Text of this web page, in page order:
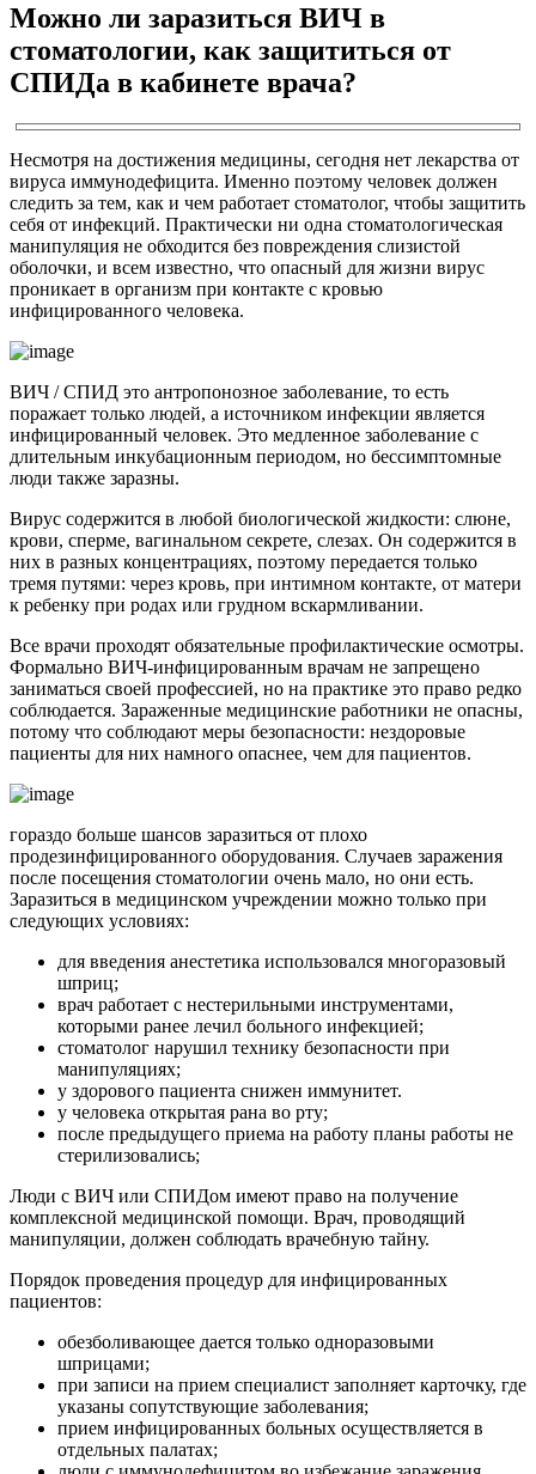
Можно ли заразиться ВИЧ в
стоматологии, как защититься от
СПИДа в кабинете врача?
Несмотря на достижения медицины, сегодня нет лекарства от
вируса иммунодефицита. Именно поэтому человек должен
следить за тем, как и чем работает стоматолог, чтобы защитить
себя от инфекций. Практически ни одна стоматологическая
манипуляция не обходится без повреждения слизистой
оболочки, и всем известно, что опасный для жизни вирус
проникает в организм при контакте с кровью
инфицированного человека.
ВИЧ / СПИД это антропонозное заболевание, то есть
поражает только людей, а источником инфекции является
инфицированный человек. Это медленное заболевание с
длительным инкубационным периодом, но бессимптомные
люди также заразны.
Вирус содержится в любой биологической жидкости: слюне,
крови, сперме, вагинальном секрете, слезах. Он содержится в
них в разных концентрациях, поэтому передается только
тремя путями: через кровь, при интимном контакте, от матери
к ребенку при родах или грудном вскармливании.
Все врачи проходят обязательные профилактические осмотры.
Формально ВИЧ-инфицированным врачам не запрещено
заниматься своей профессией, но на практике это право редко
соблюдается. Зараженные медицинские работники не опасны,
потому что соблюдают меры безопасности: нездоровые
пациенты для них намного опаснее, чем для пациентов.
гораздо больше шансов заразиться от плохо
продезинфицированного оборудования. Случаев заражения
после посещения стоматологии очень мало, но они есть.
Заразиться в медицинском учреждении можно только при
следующих условиях:
для введения анестетика использовался многоразовый
шприц;
врач работает с нестерильными инструментами,
которыми ранее лечил больного инфекцией;
стоматолог нарушил технику безопасности при
манипуляциях;
у здорового пациента снижен иммунитет.
у человека открытая рана во рту;
после предыдущего приема на работу планы работы не
стерилизовались;
Люди с ВИЧ или СПИДом имеют право на получение
комплексной медицинской помощи. Врач, проводящий
манипуляции, должен соблюдать врачебную тайну.
Порядок проведения процедур для инфицированных
пациентов:
обезболивающее дается только одноразовыми
шприцами;
при записи на прием специалист заполняет карточку, где
указаны сопутствующие заболевания;
прием инфицированных больных осуществляется в
отдельных палатах;